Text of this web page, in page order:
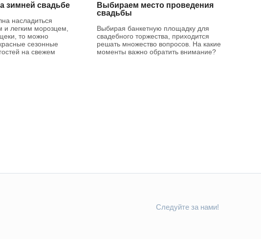
зимней свадьбе
насладиться
и легким морозцем,
то можно
сезонные
на свежем
Выбираем место проведения
свадьбы
Выбирая банкетную площадку для
свадебного торжества, приходится
решать множество вопросов. На какие
моменты важно обратить внимание?
Следуйте за нами!